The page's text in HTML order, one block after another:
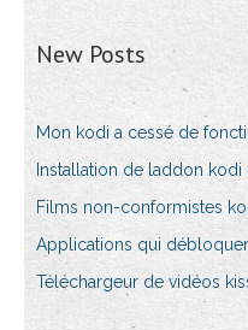
New Posts
Mon kodi a cessé de
Installation de laddon kodi
Films non-conformistes
Applications qui
Téléchargeur de vidéos